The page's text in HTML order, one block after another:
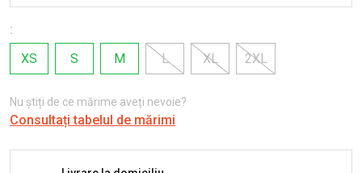
:
XS
S M L XL 2XL
Nu știți de ce mărime aveți nevoie?
Consultați tabelul de mărimi